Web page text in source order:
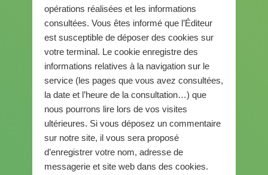
opérations réalisées et les informations
consultées. Vous êtes informé que l’Éditeur
est susceptible de déposer des cookies sur
votre terminal. Le cookie enregistre des
informations relatives à la navigation sur le
service (les pages que vous avez consultées,
la date et l’heure de la consultation…) que
nous pourrons lire lors de vos visites
ultérieures. Si vous déposez un commentaire
sur notre site, il vous sera proposé
d’enregistrer votre nom, adresse de
messagerie et site web dans des cookies.